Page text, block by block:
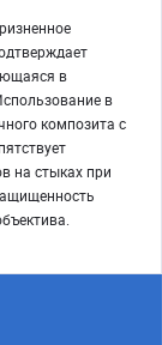
в
в
композита с
на стыках при